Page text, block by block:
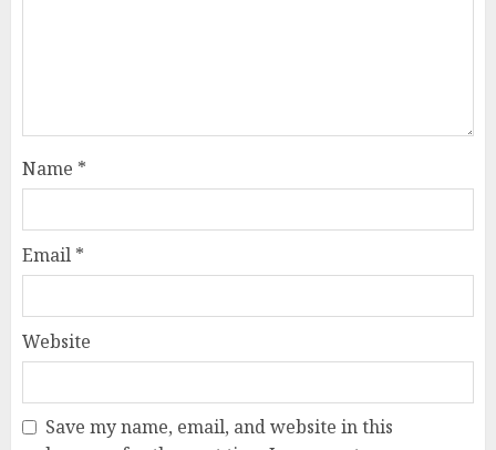
Name *
Email *
Website
Save my name, email, and website in this